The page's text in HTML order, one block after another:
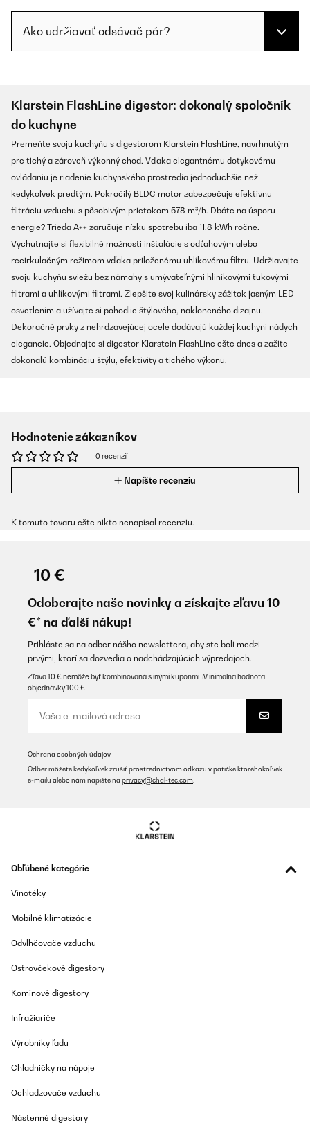
Ako udržiavať odsávač pár?
Klarstein FlashLine digestor: dokonalý spoločník
do kuchyne
Premeňte svoju kuchyňu s digestorom Klarstein FlashLine, navrhnutým
pre tichý a zároveň výkonný chod. Vďaka elegantnému dotykovému
ovládaniu je riadenie kuchynského prostredia jednoduchšie než
kedykoľvek predtým. Pokročilý BLDC motor zabezpečuje efektívnu
filtráciu vzduchu s pôsobivým prietokom 578 m³/h. Dbáte na úsporu
energie? Trieda A++ zaručuje nízku spotrebu iba 11,8 kWh ročne.
Vychutnajte si flexibilné možnosti inštalácie s odťahovým alebo
recirkulačným režimom vďaka priloženému uhlíkovému filtru. Udržiavajte
svoju kuchyňu sviežu bez námahy s umývateľnými hliníkovými tukovými
filtrami a uhlíkovými filtrami. Zlepšite svoj kulinársky zážitok jasným LED
osvetlením a užívajte si pohodlie štýlového, nakloneného dizajnu.
Dekoračné prvky z nehrdzavejúcej ocele dodávajú každej kuchyni nádych
elegancie. Objednajte si digestor Klarstein FlashLine ešte dnes a zažite
dokonalú kombináciu štýlu, efektivity a tichého výkonu.
Hodnotenie zákazníkov
0 recenzií
Napíšte recenziu
K tomuto tovaru ešte nikto nenapísal recenziu.
-10 €
Odoberajte naše novinky a získajte zľavu 10
€* na ďalší nákup!
Prihláste sa na odber nášho newslettera, aby ste boli medzi
prvými, ktorí sa dozvedia o nadchádzajúcich výpredajoch.
Zľava 10 € nemôže byť kombinovaná s inými kupónmi. Minimálna hodnota
objednávky 100 €.
Ochrana osobných údajov
Odber môžete kedykoľvek zrušiť prostredníctvom odkazu v pätičke ktoréhokoľvek
e-mailu alebo nám napíšte na privacy@chal-tec.com
Obľúbené kategórie
Vinotéky
Mobilné klimatizácie
Odvlhčovače vzduchu
Ostrovčekové digestory
Komínové digestory
Infražiariče
Výrobníky ľadu
Chladničky na nápoje
Ochladzovače vzduchu
Nástenné digestory